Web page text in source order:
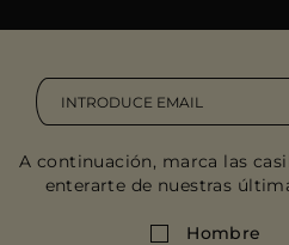
A continuación, marca las
enterarte de nuestras
Hombre